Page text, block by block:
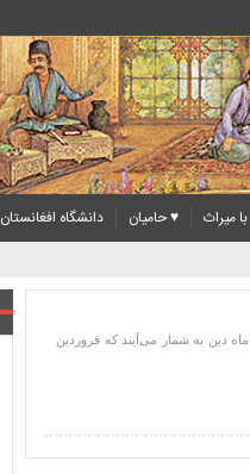
با میراث ♥ حامیان
دانشگاه افغانستان
دین به شمار می‌آیند که فروردین